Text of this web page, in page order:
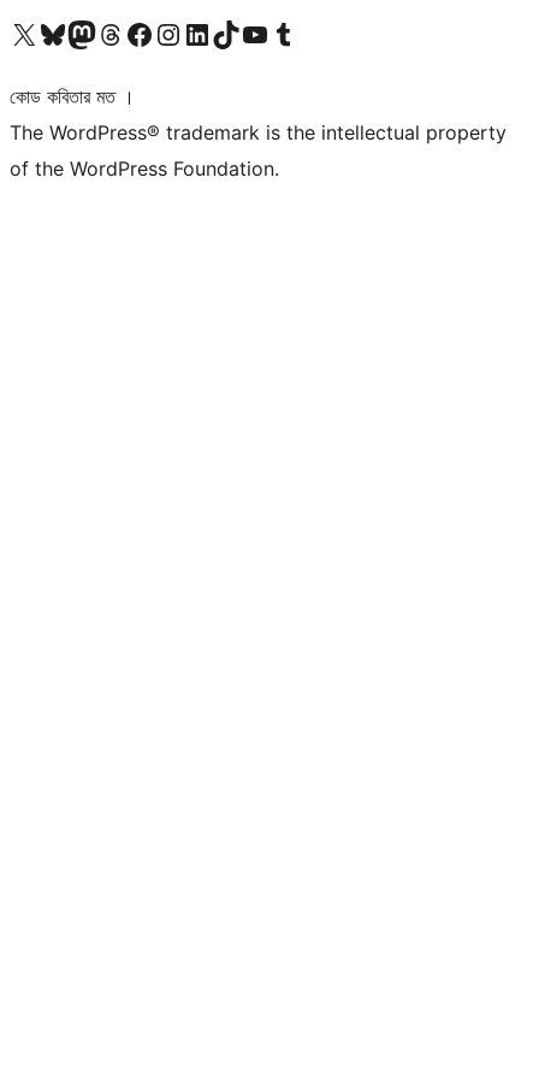
আমাদের X (আগের টুইটার) অ্যাকাউন্টে যানআমাদের Bluesky অ্যাকাউন্টটি দেখুনআমাদের মাস্টোডন অ্যাকাউন্টটি দেখুনআমাদের থ্রেডস অ্যাকাউন্টটি দেখুনআমাদের ফেসবুক পেজ দেখুনআমাদের ইন্সটাগ্রাম অ্যাকাউন্ট দেখুনআমাদের লিঙ্কডইন অ্যাকাউন্টে যানআমাদের TikTok অ্যাকাউন্টটি দেখুনআমাদের ইউটিউব চ্যানেলে যান আমাদের টাম্বলার অ্যাকাউন্ট দেখুন
কোড কবিতার মত ।
The WordPress® trademark is the intellectual property
of the WordPress Foundation.